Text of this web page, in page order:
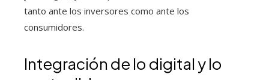
tanto ante los inversores como ante los
consumidores.
Integración de lo digital y lo